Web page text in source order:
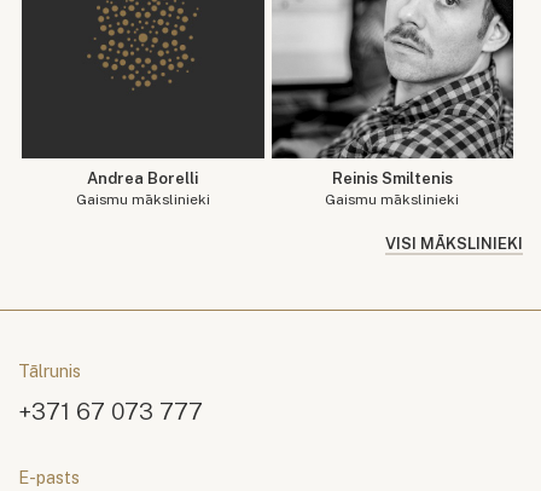
Andrea Borelli
Gaismu mākslinieki
Reinis Smiltenis
Gaismu mākslinieki
VISI MĀKSLINIEKI
Tālrunis
+371 67 073 777
E-pasts